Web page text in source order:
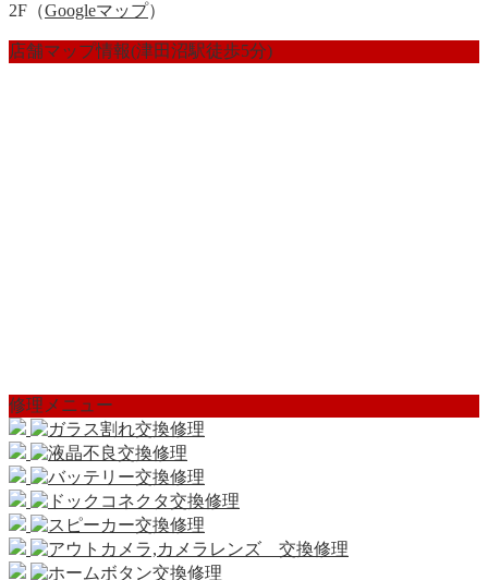
2F（Googleマップ）
店舗マップ情報(津田沼駅徒歩5分)
修理メニュー